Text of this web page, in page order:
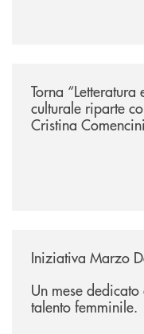
Torna
culturale riparte
Cristina Comencini
Iniziativa Marzo
Un mese
talento femminile.